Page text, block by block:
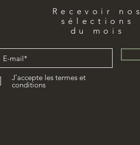
Recevoir nos
sélections
du mois
J’accepte les termes et
conditions